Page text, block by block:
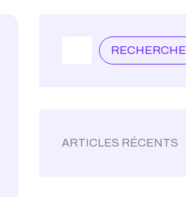
RECHERCHE
ARTICLES RÉCENTS